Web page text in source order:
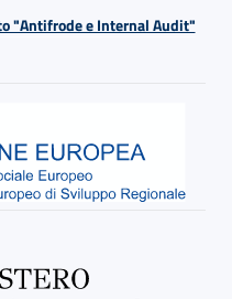
"Antifrode e Internal Audit"